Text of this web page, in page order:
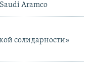
Aramco
солидарности»